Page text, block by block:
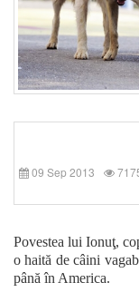
09 Sep 2013
Povestea lui Ionuţ,
o haită de câini
până în America.